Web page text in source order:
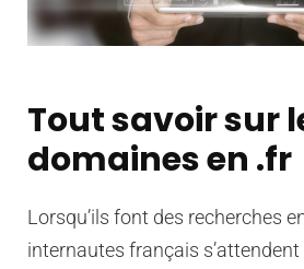
Tout savoir sur
domaines en .fr
Lorsqu’ils font des recherches
internautes français